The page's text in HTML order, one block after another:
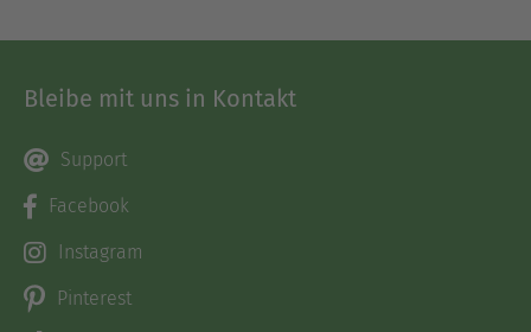
Bleibe mit uns in Kontakt
Support
Facebook
Instagram
Pinterest